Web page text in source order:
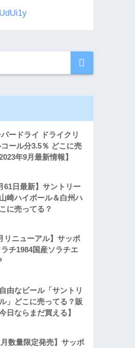
ードライ ドライクリ
ール分3.5％ どこに売
年9月最新情報】
61日最新】サントリー
崎ハイボール＆白州ハ
に売ってる？
リニューアル】サッポ
チ1984国産ソラチエ
由なビール「サントリ
」どこに売ってる？販
日ならまだ買える】
月数量限定発売】サッポ